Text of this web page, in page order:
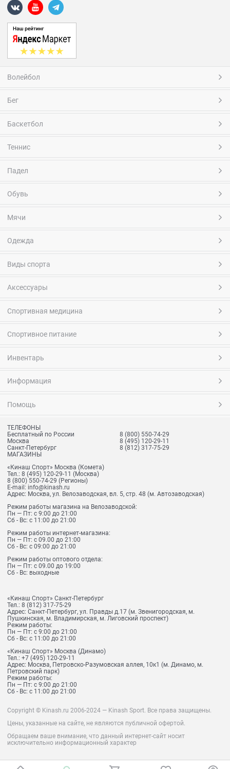
Волейбол
Бег
Баскетбол
Теннис
Падел
Обувь
Мячи
Одежда
Виды спорта
Аксессуары
Спортивная медицина
Спортивное питание
Инвентарь
Информация
Помощь
ТЕЛЕФОНЫ
Бесплатный по России
8 (800) 550-74-29
Москва
8 (495) 120-29-11
Санкт-Петербург
8 (812) 317-75-29
МАГАЗИНЫ
«Кинаш Спорт» Москва (Комета)
Тел.: 8 (495) 120-29-11 (Москва)
8 (800) 550-74-29 (Регионы)
E-mail: info@kinash.ru
Адрес: Москва, ул. Велозаводская, вл. 5, стр. 48 (м. Автозаводская)
Режим работы магазина на Велозаводской:
Пн — Пт: с 9:00 до 21:00
Сб - Вс: с 11:00 до 21:00
Режим работы интернет-магазина:
Пн — Пт: с 09.00 до 21:00
Сб - Вс: с 09:00 до 21:00
Режим работы оптового отдела:
Пн — Пт: с 09.00 до 19:00
Сб - Вс: выходные
«Кинаш Спорт» Санкт-Петербург
Тел.: 8 (812) 317-75-29
Адрес: Санкт-Петербург, ул. Правды д.17 (м. Звенигородская, м.
Пушкинская, м. Владимирская, м. Лиговский проспект)
Режим работы:
Пн — Пт: с 9:00 до 21:00
Сб - Вс: с 11:00 до 21:00
«Кинаш Спорт» Москва (Динамо)
Тел.: +7 (495) 120-29-11
Адрес: Москва, Петровско-Разумовская аллея, 10к1 (м. Динамо, м.
Петровский парк)
Режим работы:
Пн — Пт: с 9:00 до 21:00
Сб - Вс: с 11:00 до 21:00
Copyright © Kinash.ru 2006-2024 — Kinash Sport. Все права защищены.
Цены, указанные на сайте, не являются публичной офертой.
Обращаем ваше внимание, что данный интернет-сайт носит
исключительно информационный характер